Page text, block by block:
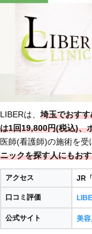
LIBERは、 埼玉でおす
は1回19,800円(税込)、
医師(看護師)の施術を受
ニックを探す人にもお
アクセス JR
口コミ評価
公式サイト 美容